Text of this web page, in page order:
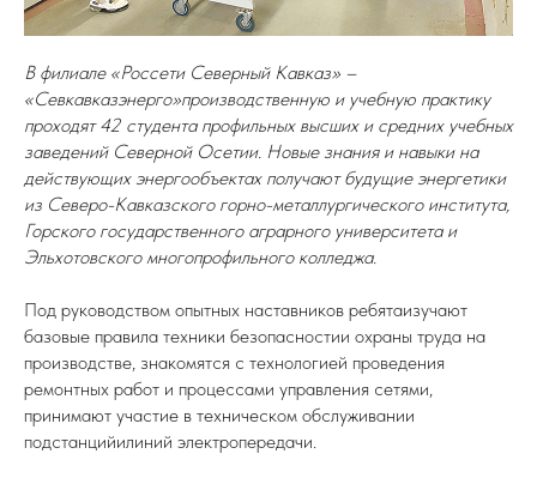
В филиале «Россети Северный Кавказ» –
«Севкавказэнерго»производственную и учебную практику
проходят 42 студента профильных высших и средних учебных
заведений Северной Осетии. Новые знания и навыки на
действующих энергообъектах получают будущие энергетики
из Северо-Кавказского горно-металлургического института,
Горского государственного аграрного университета и
Эльхотовского многопрофильного колледжа.
Под руководством опытных наставников ребятаизучают
базовые правила техники безопасностии охраны труда на
производстве, знакомятся с технологией проведения
ремонтных работ и процессами управления сетями,
принимают участие в техническом обслуживании
подстанцийилиний электропередачи.